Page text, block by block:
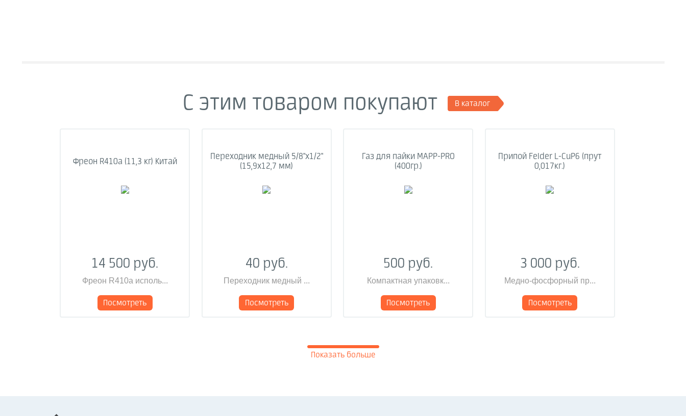
С этим товаром покупают В каталог
Фреон R410a (11,3 кг) Китай
14 500 руб.
Фреон R410a исполь...
Посмотреть
Переходник медный 5/8"х1/2"
(15,9х12,7 мм)
40 руб.
Переходник медный ...
Посмотреть
Газ для пайки MAPP-PRO
(400гр.)
500 руб.
Компактная упаковк...
Посмотреть
Припой Felder L-CuP6 (прут
0,017кг.)
3 000 руб.
Медно-фосфорный пр...
Посмотреть
Показать больше